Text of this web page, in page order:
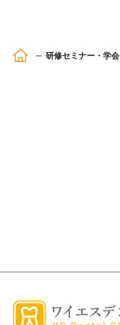
ホーム 研修セミナー・学会